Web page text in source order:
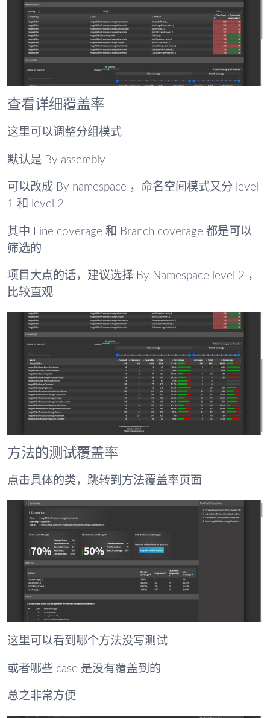
查看详细覆盖率
这里可以调整分组模式
默认是 By assembly
可以改成 By namespace ，命名空间模式又分 level
1 和 level 2
其中 Line coverage 和 Branch coverage 都是可以
筛选的
项目大点的话，建议选择 By Namespace level 2 ，
比较直观
方法的测试覆盖率
点击具体的类，跳转到方法覆盖率页面
这里可以看到哪个方法没写测试
或者哪些 case 是没有覆盖到的
总之非常方便